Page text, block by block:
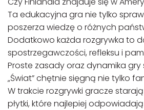
Ta edukacyjna gra nie tylko
poszerza wiedzę o różnych
Dodatkowo każda rozgrywka to
spostrzegawczości, refleksu i
Proste zasady oraz dynamika gry
„Świat” chętnie sięgną nie tylko
W trakcie rozgrywki gracze
płytki, które najlepiej